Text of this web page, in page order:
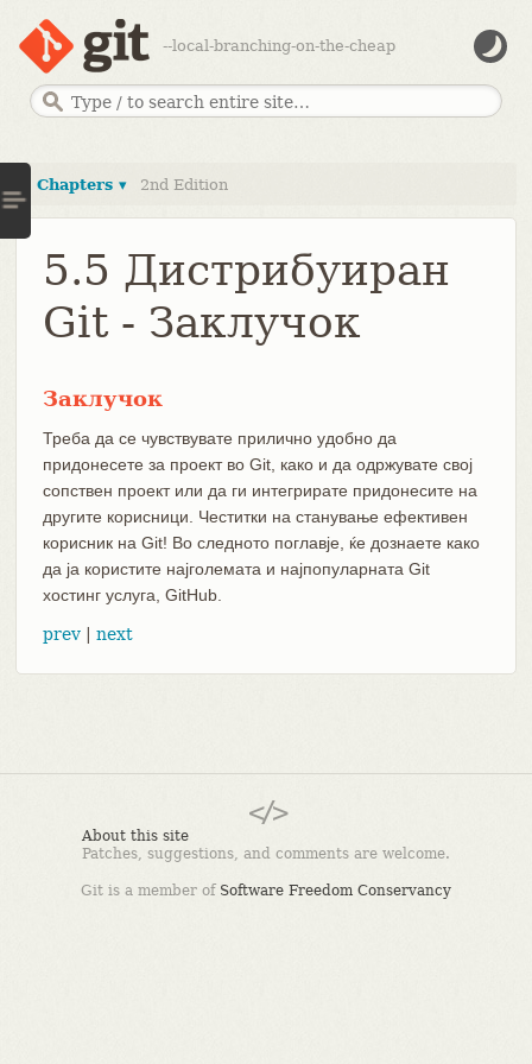
--local-branching-on-the-cheap
Chapters ▾ 2nd Edition
5.5 Дистрибуиран
Git - Заклучок
Заклучок
Треба да се чувствувате прилично удобно да
придонесете за проект во Git, како и да одржувате свој
сопствен проект или да ги интегрирате придонесите на
другите корисници. Честитки на станување ефективен
корисник на Git! Во следното поглавје, ќе дознаете како
да ја користите најголемата и најпопуларната Git
хостинг услуга, GitHub.
prev| next
About this site
Patches, suggestions, and comments are welcome.
Git is a member of Software Freedom Conservancy